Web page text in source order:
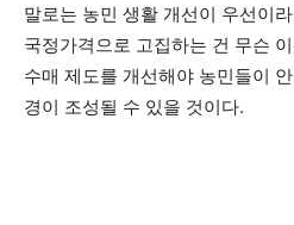
말로는 농민 생활 개선이 우선이
국정가격으로 고집하는 건 무슨
수매 제도를 개선해야 농민들이
경이 조성될 수 있을 것이다.